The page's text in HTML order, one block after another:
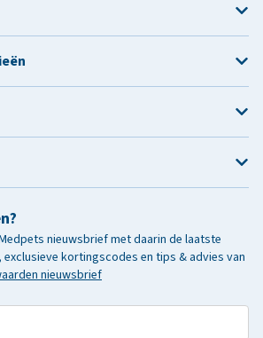
nieuwsbrief met daarin de laatste
kortingscodes en tips & advies van
nieuwsbrief